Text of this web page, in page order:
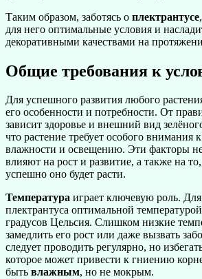
Таким образом, заботясь о плектрантусе
для него оптимальные условия и
декоративными качествами на
Общие требования к
Для успешного развития любого
его особенности и потребности. От
зависит здоровье и внешний вид
что растение требует особого внимания
влажности и освещению. Эти факторы
влияют на рост и развитие, а также на
успешно оно будет расти.
Температура играет ключевую роль.
плектрантуса оптимальной
градусов Цельсия. Слишком низкие
замедлить его рост или даже вызвать
следует проводить регулярно, но
которое может привести к гниению
быть влажным, но не мокрым.